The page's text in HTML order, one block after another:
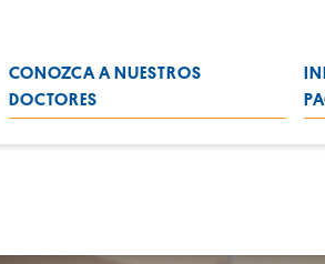
CONOZCA A NUESTROS
DOCTORES